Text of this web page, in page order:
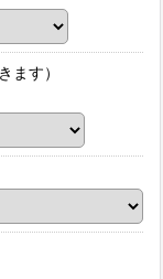
ます）